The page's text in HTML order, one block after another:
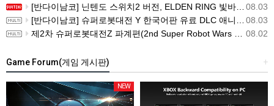
08.03
[반다이남코] 닌텐도 스위치2 버전, ELDEN RING 빛바랜 자 에디션 패키지 예약 판매, 8월 5일 시작
08.03
[반다이남코] 슈퍼로봇대전 Y 한국어판 유료 DLC 애니버서리 확장팩, 8월 5일 판매 시작
08.02
제2차 슈퍼로봇대전Z 파계편(2nd Super Robot Wars Z: Break the World Chapter) Remastered 제작 결정
+
Game Forum(게임 게시판)
NEW